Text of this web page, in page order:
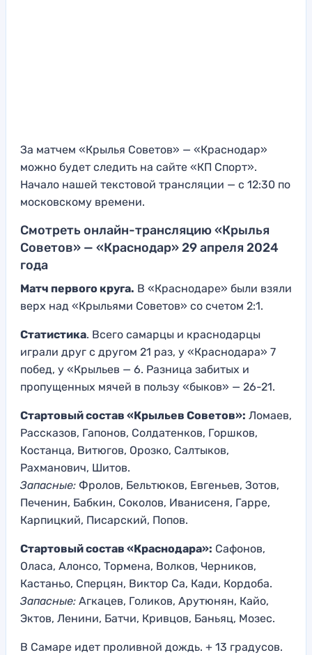
За матчем «Крылья Советов» — «Краснодар»
можно будет следить на сайте «КП Спорт».
Начало нашей текстовой трансляции — с 12:30 по
московскому времени.
Смотреть онлайн-трансляцию «Крылья
Советов» — «Краснодар» 29 апреля 2024
года
Матч первого круга. В «Краснодаре» были взяли
верх над «Крыльями Советов» со счетом 2:1.
Статистика. Всего самарцы и краснодарцы
играли друг с другом 21 раз, у «Краснодара» 7
побед, у «Крыльев — 6. Разница забитых и
пропущенных мячей в пользу «быков» — 26-21.
Стартовый состав «Крыльев Советов»: Ломаев,
Рассказов, Гапонов, Солдатенков, Горшков,
Костанца, Витюгов, Орозко, Салтыков,
Рахманович, Шитов.
Запасные: Фролов, Бельтюков, Евгеньев, Зотов,
Печенин, Бабкин, Соколов, Иванисеня, Гарре,
Карпицкий, Писарский, Попов.
Стартовый состав «Краснодара»: Сафонов,
Оласа, Алонсо, Тормена, Волков, Черников,
Кастаньо, Сперцян, Виктор Са, Кади, Кордоба.
Запасные: Агкацев, Голиков, Арутюнян, Кайо,
Эктов, Ленини, Батчи, Кривцов, Баньяц, Мозес.
В Самаре идет проливной дождь. + 13 градусов.